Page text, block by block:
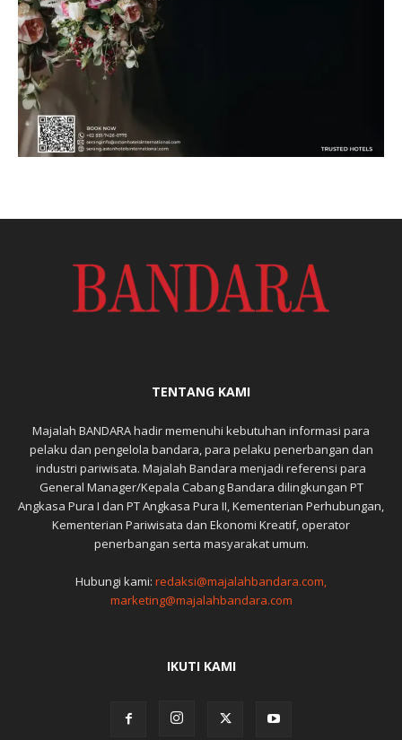
TENTANG KAMI
Majalah BANDARA hadir memenuhi kebutuhan informasi para
pelaku dan pengelola bandara, para pelaku penerbangan dan
industri pariwisata. Majalah Bandara menjadi referensi para
General Manager/Kepala Cabang Bandara dilingkungan PT
Angkasa Pura I dan PT Angkasa Pura II, Kementerian Perhubungan,
Kementerian Pariwisata dan Ekonomi Kreatif, operator
penerbangan serta masyarakat umum.
Hubungi kami: redaksi@majalahbandara.com,
marketing@majalahbandara.com
IKUTI KAMI